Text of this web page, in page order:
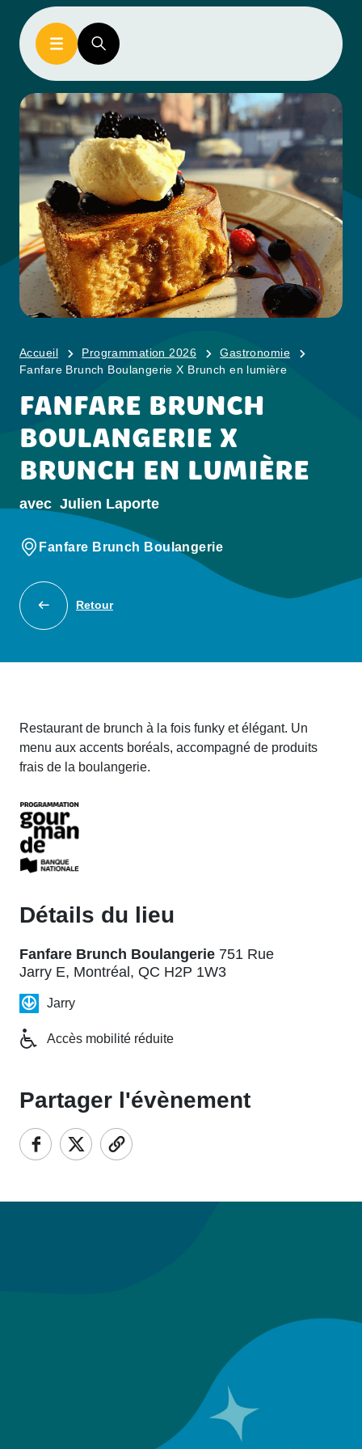
Accueil Programmation 2026
Gastronomie
Fanfare Brunch Boulangerie X Brunch en lumière
FANFARE BRUNCH
BOULANGERIE X
BRUNCH EN LUMIÈRE
avec Julien Laporte
Fanfare Brunch Boulangerie
Retour
Restaurant de brunch à la fois funky et élégant. Un
menu aux accents boréals, accompagné de produits
frais de la boulangerie.
Détails du lieu
Fanfare Brunch Boulangerie 751 Rue
Jarry E, Montréal, QC H2P 1W3
Jarry
Accès mobilité réduite
Partager l'évènement